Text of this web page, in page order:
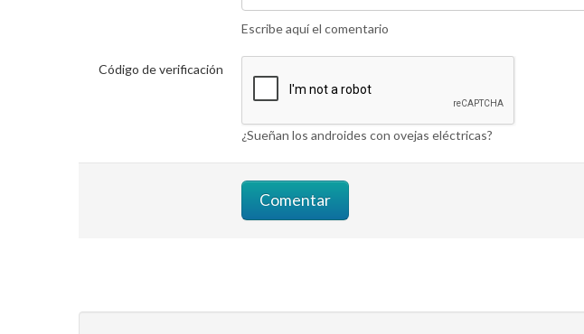
Escribe aquí el comentario
Código de verificación
¿Sueñan los androides con ovejas eléctricas?